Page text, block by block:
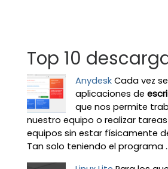
Top 10
Anydesk Cada vez
aplicaciones de
que nos permite
nuestro equipo o realizar
equipos sin estar físicamente
Tan solo teniendo el programa